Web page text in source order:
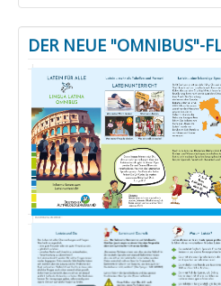
DER NEUE "OMNIBUS"-